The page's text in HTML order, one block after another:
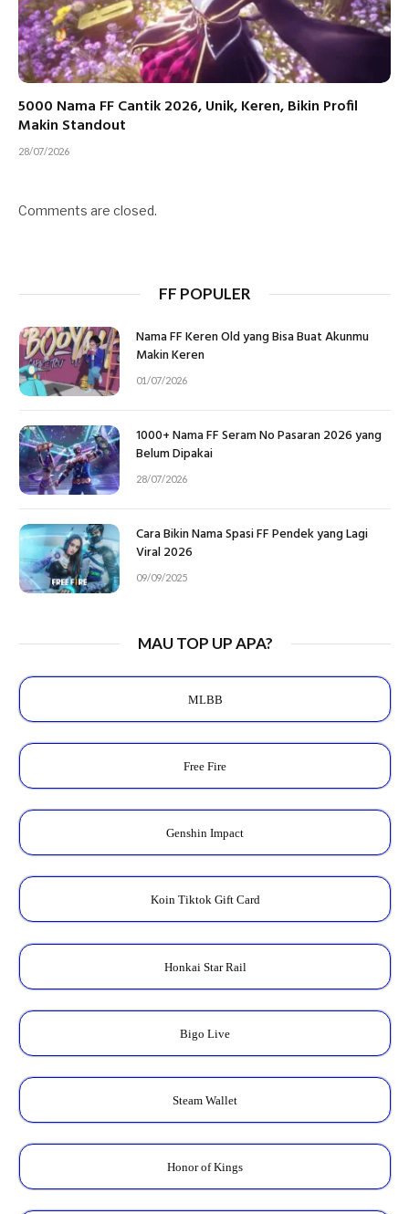
5000 Nama FF Cantik 2026, Unik, Keren, Bikin Profil
Makin Standout
28/07/2026
Comments are closed.
FF POPULER
Nama FF Keren Old yang Bisa Buat Akunmu
Makin Keren
01/07/2026
1000+ Nama FF Seram No Pasaran 2026 yang
Belum Dipakai
28/07/2026
Cara Bikin Nama Spasi FF Pendek yang Lagi
Viral 2026
09/09/2025
MAU TOP UP APA?
MLBB
Free Fire
Genshin Impact
Koin Tiktok Gift Card
Honkai Star Rail
Bigo Live
Steam Wallet
Honor of Kings